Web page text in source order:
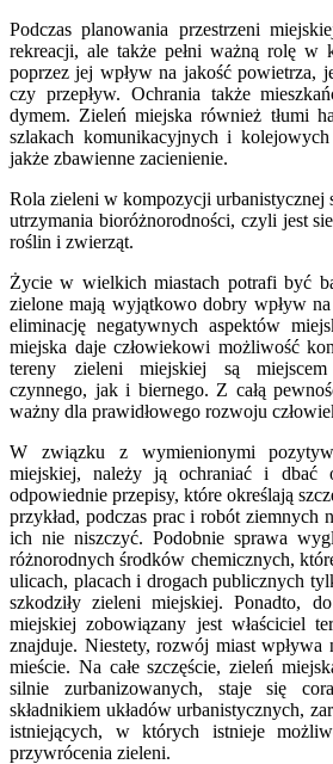
Podczas planowania przestrzeni
rekreacji, ale także pełni ważną rolę w
poprzez jej wpływ na jakość powietrza,
czy przepływ. Ochrania także
dymem. Zieleń miejska również tłumi
szlakach komunikacyjnych i
jakże zbawienne zacienienie.
Rola zieleni w kompozycji urbanistycznej
utrzymania bioróżnorodności, czyli jest
roślin i zwierząt.
Życie w wielkich miastach potrafi być
zielone mają wyjątkowo dobry wpływ na
eliminację negatywnych aspektów
miejska daje człowiekowi możliwość
tereny zieleni miejskiej są
czynnego, jak i biernego. Z całą
ważny dla prawidłowego rozwoju
W związku z wymienionymi
miejskiej, należy ją ochraniać i dbać
odpowiednie przepisy, które określają
przykład, podczas prac i robót ziemnych
ich nie niszczyć. Podobnie sprawa
różnorodnych środków chemicznych,
ulicach, placach i drogach publicznych
szkodziły zieleni miejskiej. Ponadto,
miejskiej zobowiązany jest właściciel
znajduje. Niestety, rozwój miast wpływa
mieście. Na całe szczęście, zieleń
silnie zurbanizowanych, staje się
składnikiem układów urbanistycznych,
istniejących, w których istnieje
przywrócenia zieleni.